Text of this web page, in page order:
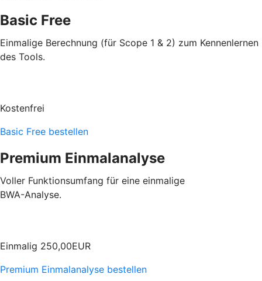
Basic Free
Einmalige Berechnung (für Scope 1 & 2) zum Kennenlernen
des Tools.
Kostenfrei
Basic Free bestellen
Premium Einmalanalyse
Voller Funktionsumfang für eine einmalige
BWA-Analyse.
Einmalig 250,00EUR
Premium Einmalanalyse bestellen